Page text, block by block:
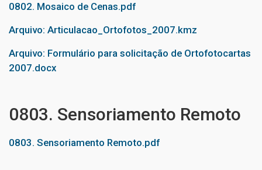
0802. Mosaico de Cenas.pdf
Arquivo: Articulacao_Ortofotos_2007.kmz
Arquivo: Formulário para solicitação de Ortofotocartas
2007.docx
0803. Sensoriamento Remoto
0803. Sensoriamento Remoto.pdf